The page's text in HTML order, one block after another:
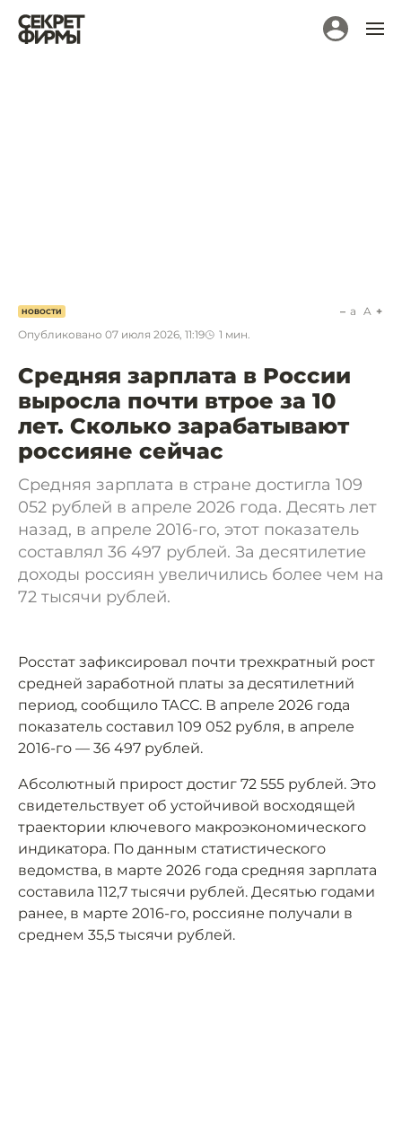
НОВОСТИ
Опубликовано 07 июля 2026, 11:19 1 мин.
a A
Средняя зарплата в России
выросла почти втрое за 10
лет. Сколько зарабатывают
россияне сейчас
Средняя зарплата в стране достигла 109
052 рублей в апреле 2026 года. Десять лет
назад, в апреле 2016-го, этот показатель
составлял 36 497 рублей. За десятилетие
доходы россиян увеличились более чем на
72 тысячи рублей.
Росстат зафиксировал почти трехкратный рост
средней заработной платы за десятилетний
период, сообщило ТАСС. В апреле 2026 года
показатель составил 109 052 рубля, в апреле
2016-го — 36 497 рублей.
Абсолютный прирост достиг 72 555 рублей. Это
свидетельствует об устойчивой восходящей
траектории ключевого макроэкономического
индикатора. По данным статистического
ведомства, в марте 2026 года средняя зарплата
составила 112,7 тысячи рублей. Десятью годами
ранее, в марте 2016-го, россияне получали в
среднем 35,5 тысячи рублей.